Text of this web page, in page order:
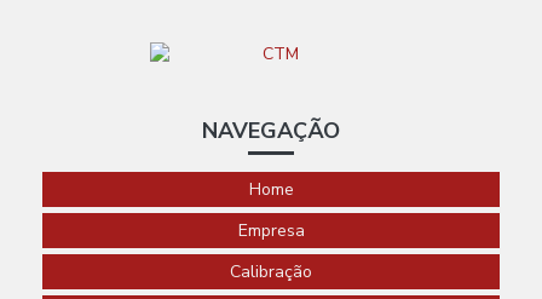
NAVEGAÇÃO
Home
Empresa
Calibração